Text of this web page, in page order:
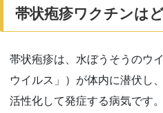
帯状疱疹ワクチンは
帯状疱疹は、水ぼうそうのウ
ウイルス」）が体内に潜伏し
活性化して発症する病気です